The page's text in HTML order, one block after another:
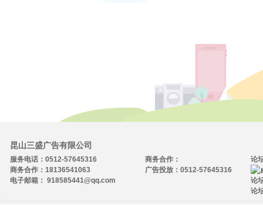
昆山三盛广告有限公司
服务电话：0512-57645316
商务合作：18136541063
电子邮箱： 918585441@qq.com
论
论
论
商务合作：
广告投放：0512-57645316